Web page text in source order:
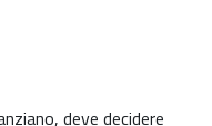
deve decidere